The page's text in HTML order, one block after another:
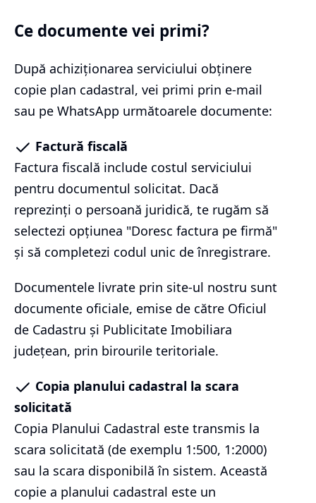
Ce documente vei primi?
După achiziționarea serviciului obținere
copie plan cadastral, vei primi prin e-mail
sau pe WhatsApp următoarele documente:
Factură fiscală
Factura fiscală include costul serviciului
pentru documentul solicitat. Dacă
reprezinți o persoană juridică, te rugăm să
selectezi opțiunea "Doresc factura pe firmă"
și să completezi codul unic de înregistrare.
Documentele livrate prin site-ul nostru sunt
documente oficiale, emise de către Oficiul
de Cadastru și Publicitate Imobiliara
județean, prin birourile teritoriale.
Copia planului cadastral la scara
solicitată
Copia Planului Cadastral este transmis la
scara solicitată (de exemplu 1:500, 1:2000)
sau la scara disponibilă în sistem. Această
copie a planului cadastral este un